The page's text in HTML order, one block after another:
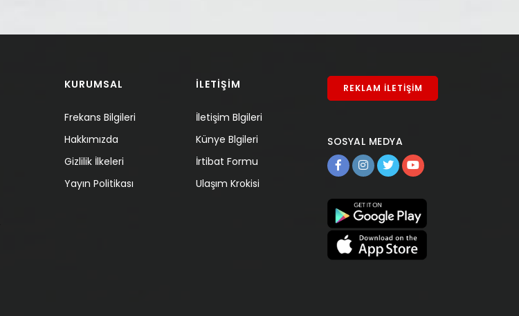
KURUMSAL
Frekans Bilgileri
Hakkımızda
Gizlilik İlkeleri
Yayın Politikası
İLETİŞİM
İletişim Blgileri
Künye Blgileri
İrtibat Formu
Ulaşım Krokisi
REKLAM İLETİŞİM
SOSYAL MEDYA